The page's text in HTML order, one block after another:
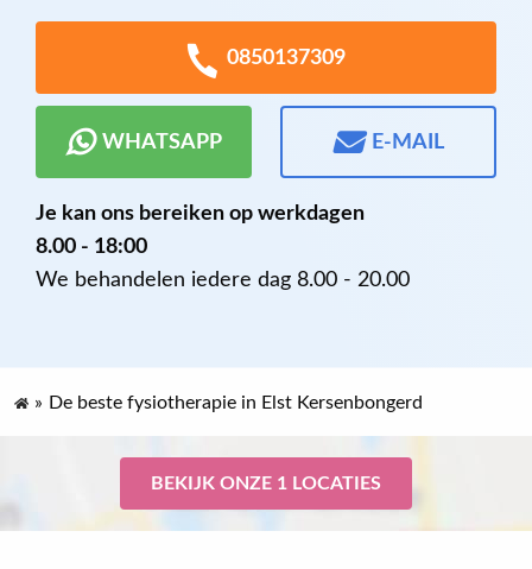
0850137309
WHATSAPP E-MAIL
Je kan ons bereiken op werkdagen
8.00 - 18:00
We behandelen iedere dag 8.00 - 20.00
» De beste fysiotherapie in Elst Kersenbongerd
BEKIJK ONZE 1 LOCATIES